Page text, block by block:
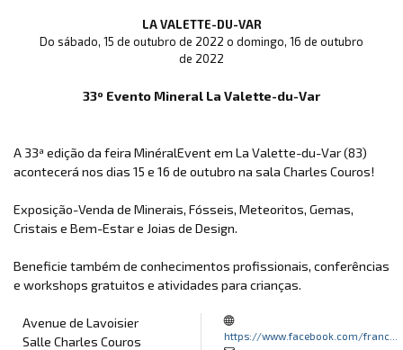
LA VALETTE-DU-VAR
Do sábado, 15 de outubro de 2022 o domingo, 16 de outubro
de 2022
33º Evento Mineral La Valette-du-Var
A 33ª edição da feira MinéralEvent em La Valette-du-Var (83)
acontecerá nos dias 15 e 16 de outubro na sala Charles Couros!
Exposição-Venda de Minerais, Fósseis, Meteoritos, Gemas,
Cristais e Bem-Estar e Joias de Design.
Beneficie também de conhecimentos profissionais, conferências
e workshops gratuitos e atividades para crianças.
Avenue de Lavoisier
Salle Charles Couros
https://www.facebook.com/franc...